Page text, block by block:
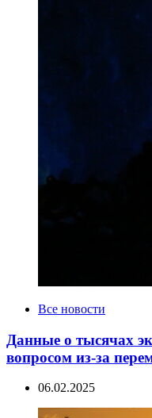
CategoriesВсе новости
Данные о тысячах
вопросом из-за
06.02.2025